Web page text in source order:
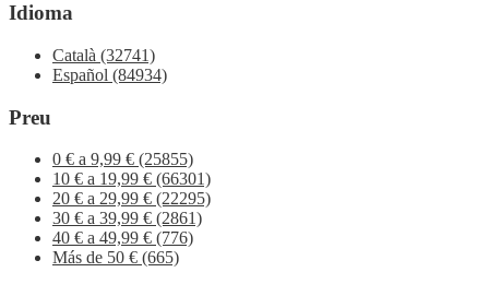
Idioma
Català (32741)
Español (84934)
Preu
0 € a 9,99 € (25855)
10 € a 19,99 € (66301)
20 € a 29,99 € (22295)
30 € a 39,99 € (2861)
40 € a 49,99 € (776)
Más de 50 € (665)